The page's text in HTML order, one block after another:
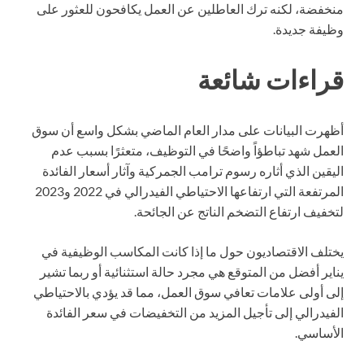
منخفضة، لكنه ترك العاطلين عن العمل يكافحون للعثور على
وظيفة جديدة.
قراءات شائعة
أظهرت البيانات على مدار العام الماضي بشكل واسع أن سوق
العمل شهد تباطؤاً واضحًا في التوظيف، متعثرًا بسبب عدم
اليقين الذي أثاره رسوم ترامب الجمركية وآثار أسعار الفائدة
المرتفعة التي ارتفاعها الاحتياطي الفيدرالي في 2022 و2023
لتخفيف ارتفاع التضخم الناتج عن الجائحة.
يختلف الاقتصاديون حول ما إذا كانت المكاسب الوظيفية في
يناير أفضل من المتوقع هي مجرد حالة استثنائية أو ربما تشير
إلى أولى علامات تعافي سوق العمل، مما قد يؤدي بالاحتياطي
الفيدرالي إلى تأجيل المزيد من التخفيضات في سعر الفائدة
الأساسي.